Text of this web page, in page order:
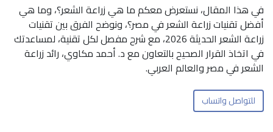
في هذا المقال، نستعرض معكم ما هي زراعة الشعر؟، وما هي
أفضل تقنيات زراعة الشعر في مصر؟، ونوضح الفرق بين تقنيات
زراعة الشعر الحديثة 2026، مع شرح مفصل لكل تقنية، لمساعدتك
في اتخاذ القرار الصحيح بالتعاون مع د. أحمد مكاوي، رائد زراعة
الشعر في مصر والعالم العربي.
للتواصل واتساب